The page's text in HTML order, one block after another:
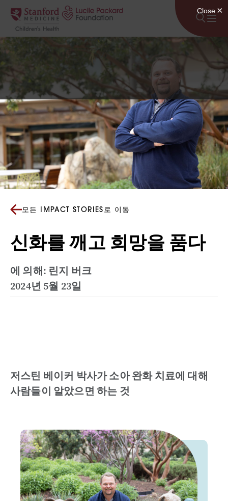
콘텐츠로 건너뛰기
모든 IMPACT STORIES로 이동
신화를 깨고 희망을 품다
에 의해: 린지 버크
2024년 5월 23일
저스틴 베이커 박사가 소아 완화 치료에 대해
사람들이 알았으면 하는 것